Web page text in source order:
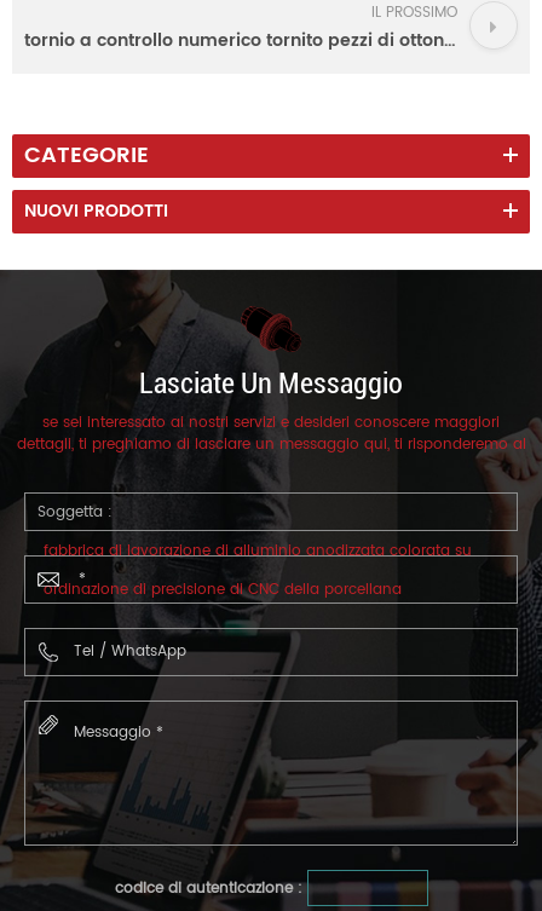
IL PROSSIMO
tornio a controllo numerico tornito pezzi di ottone torniti personalizzati di aviazione non standard personalizzati
CATEGORIE
NUOVI PRODOTTI
Lasciate Un Messaggio
se sei interessato ai nostri servizi e desideri conoscere maggiori
dettagli, ti preghiamo di lasciare un messaggio qui, ti risponderemo al
più presto.
Soggetta :
fabbrica di lavorazione di alluminio anodizzata colorata su
ordinazione di precisione di CNC della porcellana
codice di autenticazione :